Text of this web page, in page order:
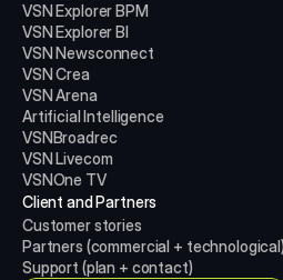
VSN Explorer BPM
VSN Explorer BI
VSN Newsconnect
VSN Crea
VSN Arena
Artificial Intelligence
VSNBroadrec
VSN Livecom
VSNOne TV
Client and Partners
Customer stories
Partners (commercial + technological)
Support (plan + contact)